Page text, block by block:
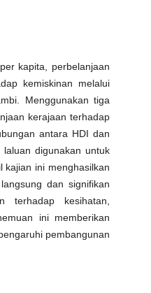
kapita, perbelanjaan
kemiskinan melalui
Menggunakan tiga
kerajaan terhadap
antara HDI dan
digunakan untuk
kajian ini menghasilkan
dan signifikan
terhadap kesihatan,
ini memberikan
pembangunan